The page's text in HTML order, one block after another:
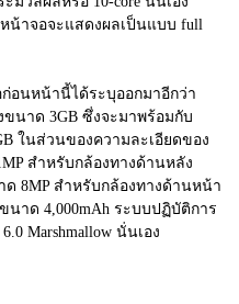
หน้าจอจะแสดงผลเป็นแบบ full
ก่อนหน้านี้ได้ระบุออกมาอีกว่า
ขนาด 3GB ซึ่งจะมาพร้อมกับ
ในส่วนของความละเอียดของ
สำหรับกล้องทางด้านหลัง
ด 8MP สำหรับกล้องทางด้านหน้า
นาด 4,000mAh ระบบปฏิบัติการ
Marshmallow นั่นเอง